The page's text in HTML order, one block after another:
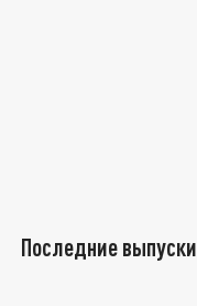
Последние выпуски